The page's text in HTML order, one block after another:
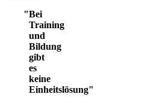
Bei
Training
und
Bildung
gibt
es
keine
Einheitslösung